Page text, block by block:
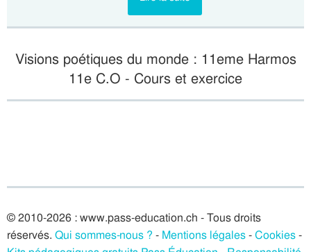
Visions poétiques du monde : 11eme Harmos
11e C.O - Cours et exercice
© 2010-2026 : www.pass-education.ch - Tous droits
réservés. Qui sommes-nous ? - Mentions légales-Cookies-